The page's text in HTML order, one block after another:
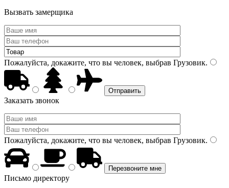
Вызвать замерщика
Пожалуйста, докажите, что вы человек, выбрав Грузовик.
Заказать звонок
Пожалуйста, докажите, что вы человек, выбрав Грузовик.
Письмо директору